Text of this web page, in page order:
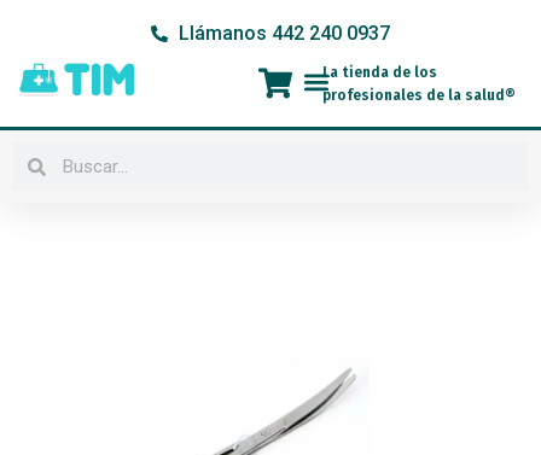
contenido
Llámanos 442 240 0937
Menú
La tienda de los
profesionales de la salud®
Buscar